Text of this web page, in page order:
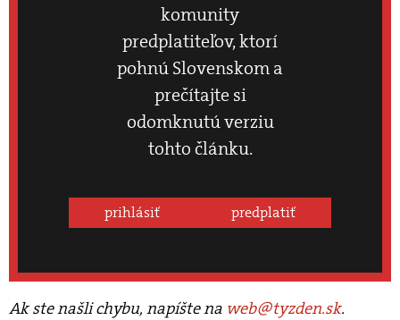
komunity
predplatiteľov, ktorí
pohnú Slovenskom a
prečítajte si
odomknutú verziu
tohto článku.
prihlásiť predplatiť
Ak ste našli chybu, napíšte na web@tyzden.sk.